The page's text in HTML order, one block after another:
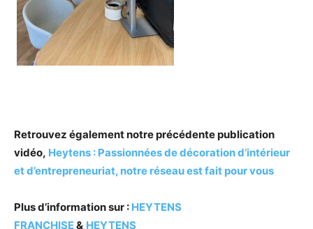
Retrouvez également notre précédente publication
vidéo, Heytens : Passionnées de décoration d’intérieur
et d’entrepreneuriat, notre réseau est fait pour vous
Plus d’information sur : HEYTENS
FRANCHISE& HEYTENS